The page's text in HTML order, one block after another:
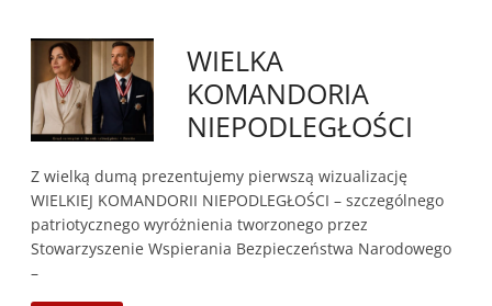
WIELKA
KOMANDORIA
NIEPODLEGŁOŚCI
Z wielką dumą prezentujemy pierwszą wizualizację
WIELKIEJ KOMANDORII NIEPODLEGŁOŚCI – szczególnego
patriotycznego wyróżnienia tworzonego przez
Stowarzyszenie Wspierania Bezpieczeństwa Narodowego
–